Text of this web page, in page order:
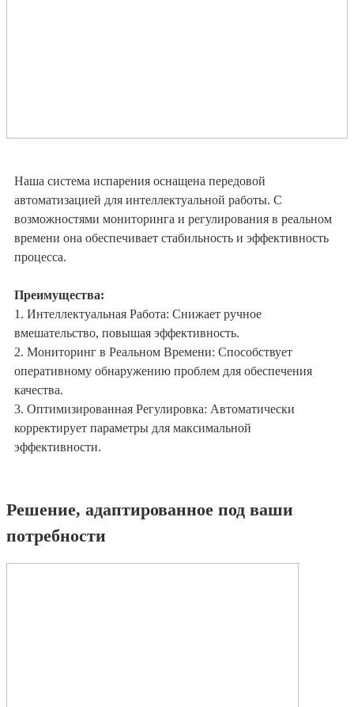
Наша система испарения оснащена передовой
автоматизацией для интеллектуальной работы. С
возможностями мониторинга и регулирования в реальном
времени она обеспечивает стабильность и эффективность
процесса.
Преимущества:
1. Интеллектуальная Работа: Снижает ручное
вмешательство, повышая эффективность.
2. Мониторинг в Реальном Времени: Способствует
оперативному обнаружению проблем для обеспечения
качества.
3. Оптимизированная Регулировка: Автоматически
корректирует параметры для максимальной
эффективности.
Решение, адаптированное под ваши
потребности